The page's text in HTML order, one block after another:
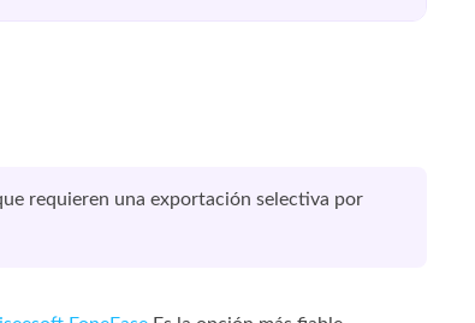
requieren una exportación selectiva por